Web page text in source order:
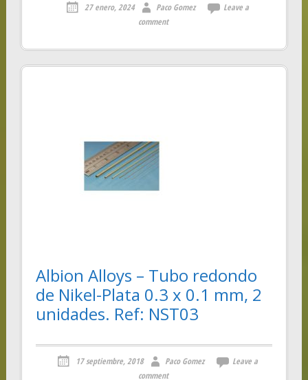
27 enero, 2024 Paco Gomez
Leave a
comment
Albion Alloys – Tubo redondo
de Nikel-Plata 0.3 x 0.1 mm, 2
unidades. Ref: NST03
17 septiembre, 2018 Paco Gomez
Leave a
comment